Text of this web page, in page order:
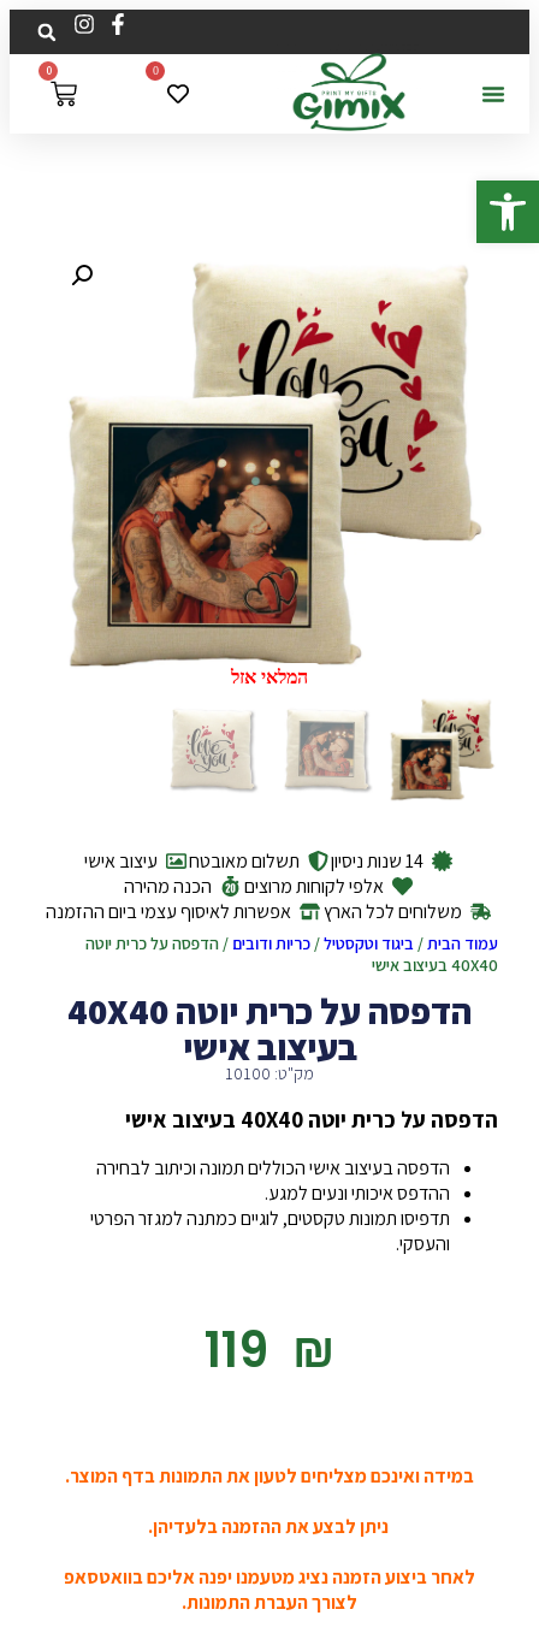
פתח סרגל נגישות
0
0
המלאי אזל
14 שנות ניסיון תשלום מאובטח
עיצוב אישי
אלפי לקוחות מרוצים
הכנה מהירה
משלוחים לכל הארץ
אפשרות לאיסוף עצמי ביום ההזמנה
עמוד הבית/ביגוד וטקסטיל/כריות ודובים / הדפסה על כרית יוטה
40X40 בעיצוב אישי
הדפסה על כרית יוטה 40X40
בעיצוב אישי
מק"ט: 10100
הדפסה על כרית יוטה 40X40 בעיצוב אישי
הדפסה בעיצוב אישי הכוללים תמונה וכיתוב לבחירה
ההדפס איכותי ונעים למגע.
תדפיסו תמונות טקסטים, לוגיים כמתנה למגזר הפרטי
והעסקי.
‎119 ₪
במידה ואינכם מצליחים לטעון את התמונות בדף המוצר.
ניתן לבצע את ההזמנה בלעדיהן.
לאחר ביצוע הזמנה נציג מטעמנו יפנה אליכם בוואטסאפ
לצורך העברת התמונות.